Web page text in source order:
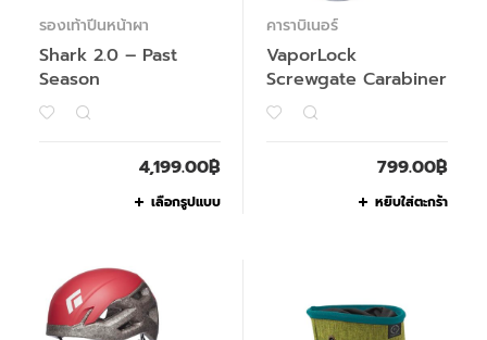
รองเท้าปีนหน้าผา
Shark 2.0 – Past
Season
4,199.00฿
เลือกรูปแบบ
คาราบิเนอร์
VaporLock
Screwgate Carabiner
799.00฿
หยิบใส่ตะกร้า